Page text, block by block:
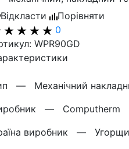
Відкласти
Порівняти
0
WPR90GD
— Механічний
— Computherm
виробник —